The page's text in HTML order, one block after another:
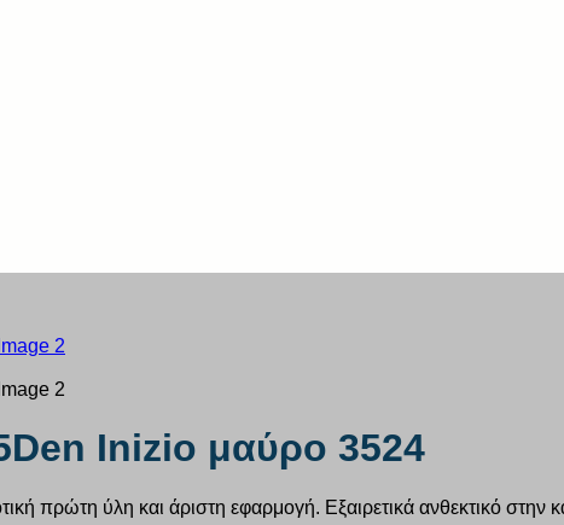
Inizio μαύρο 3524
πρώτη ύλη και άριστη εφαρμογή. Εξαιρετικά ανθεκτικό στην